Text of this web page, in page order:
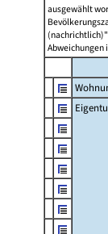
ausgewählt
Abweichungen